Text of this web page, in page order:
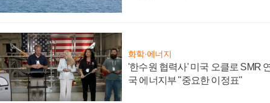
화학·에너지
'한수원 협력사' 미국 오클로 SMR
국 에너지부 "중요한 이정표"